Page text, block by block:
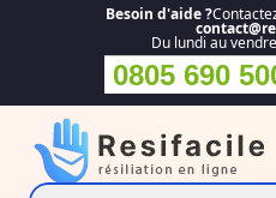
Besoin d'aide ?
Du lundi au
0805 690